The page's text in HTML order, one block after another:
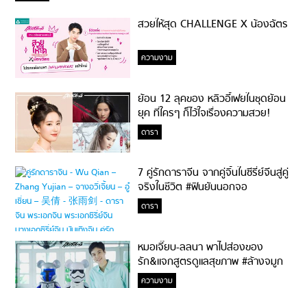
สวยให้สุด CHALLENGE X น้องฉัตร
ความงาม
ย้อน 12 ลุคของ หลิวอี้เฟยในชุดย้อน
ยุค ที่ใครๆ ก็ไว้ใจเรื่องความสวย!
ดารา
7 คู่รักดาราจีน จากคู่จิ้นในซีรี่ย์จีนสู่คู่
จริงในชีวิต #ฟินยันนอกจอ
ดารา
หมอเจี๊ยบ-ลลนา พาไปส่องของ
รัก&แจกสูตรดูแลสุขภาพ #ล้างจมูก
ไม่ยากจะสอนให้
ความงาม